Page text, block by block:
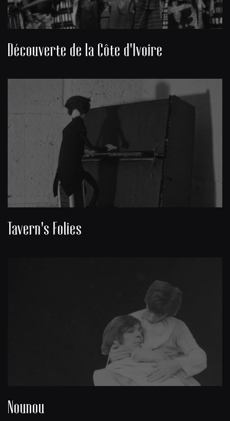
Découverte de la Côte d'Ivoire
Tavern's Folies
Nounou